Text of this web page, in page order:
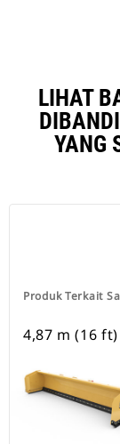
LIHAT
YANG
Produk Terkait
4,87 m (16 ft)